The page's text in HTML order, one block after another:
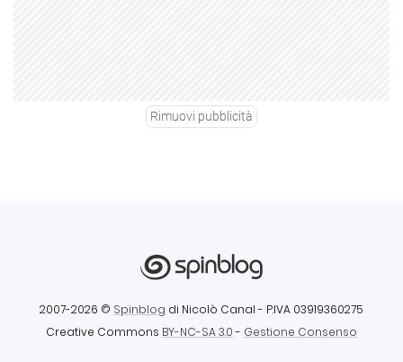
Rimuovi pubblicità
2007-2026 © Spinblog di Nicolò Canal - P.IVA 03919360275
Creative Commons BY-NC-SA 3.0- Gestione Consenso